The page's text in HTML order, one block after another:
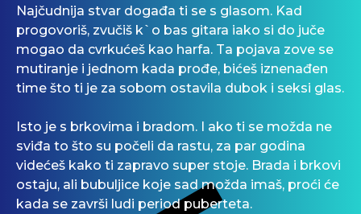
Najčudnija stvar događa ti se s glasom. Kad
progovoriš, zvučiš k`o bas gitara iako si do juče
mogao da cvrkućeš kao harfa. Ta pojava zove se
mutiranje i jednom kada prođe, bićeš iznenađen
time što ti je za sobom ostavila dubok i seksi glas.
Isto je s brkovima i bradom. I ako ti se možda ne
sviđa to što su počeli da rastu, za par godina
videćeš kako ti zapravo super stoje. Brada i brkovi
ostaju, ali bubuljice koje sad možda imaš, proći će
kada se završi ludi period puberteta.